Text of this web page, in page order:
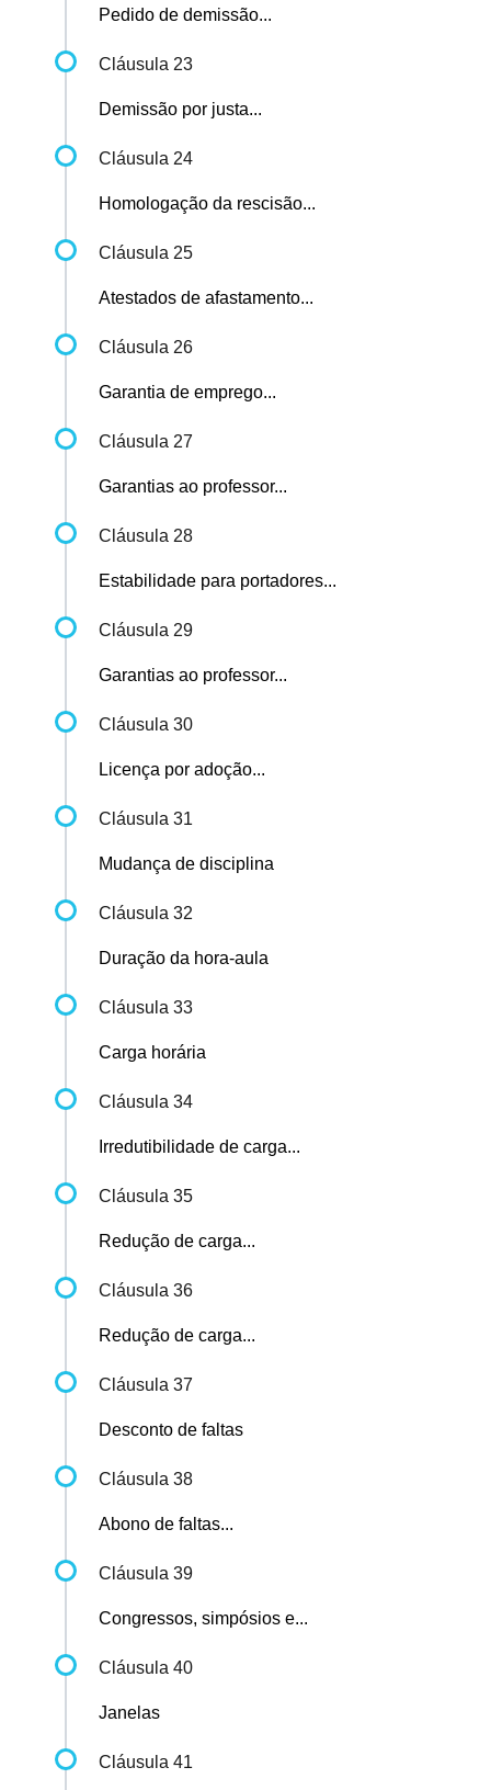
Pedido de demissão...
Cláusula 23
Demissão por justa...
Cláusula 24
Homologação da rescisão...
Cláusula 25
Atestados de afastamento...
Cláusula 26
Garantia de emprego...
Cláusula 27
Garantias ao professor...
Cláusula 28
Estabilidade para portadores...
Cláusula 29
Garantias ao professor...
Cláusula 30
Licença por adoção...
Cláusula 31
Mudança de disciplina
Cláusula 32
Duração da hora-aula
Cláusula 33
Carga horária
Cláusula 34
Irredutibilidade de carga...
Cláusula 35
Redução de carga...
Cláusula 36
Redução de carga...
Cláusula 37
Desconto de faltas
Cláusula 38
Abono de faltas...
Cláusula 39
Congressos, simpósios e...
Cláusula 40
Janelas
Cláusula 41